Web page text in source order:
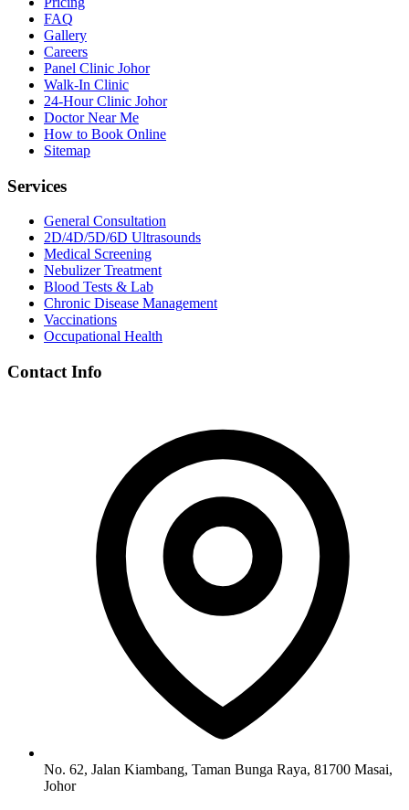
FAQ
Gallery
Careers
Panel Clinic Johor
Walk-In Clinic
24-Hour Clinic Johor
Doctor Near Me
How to Book Online
Sitemap
Services
General Consultation
2D/4D/5D/6D Ultrasounds
Medical Screening
Nebulizer Treatment
Blood Tests & Lab
Chronic Disease Management
Vaccinations
Occupational Health
Contact Info
No. 62, Jalan Kiambang, Taman Bunga Raya, 81700 Masai,
Johor